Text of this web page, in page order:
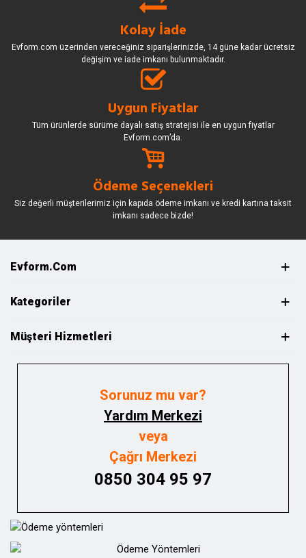
Kolay İade
Evform.com üzerinden vereceğiniz siparişlerinizde, 14 güne kadar ücretsiz
değişim ve iade imkanı bulunmaktadır.
Uygun Fiyatlar
Tüm ürünlerde sürüme dayalı satış stratejisi ile en uygun fiyatlar
Evform.com’da.
Ödeme Seçenekleri
Siz değerli müşterilerimiz için kapıda ödeme imkanı ve kredi kartına taksit
imkanı sadece bizde!
Evform.com
Kategoriler
Müşteri Hizmetleri
Sorunuz mu var?
Yardım Merkezi
veya
Çağrı Merkezi
0850 304 95 97